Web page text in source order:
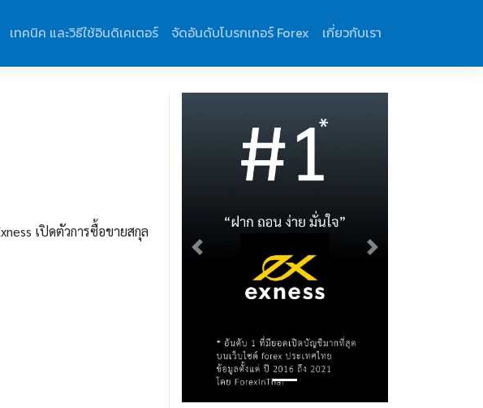
เทคนิค และวิธีใช้อินดิเคเตอร์ จัดอันดับโบรกเกอร์ Forex เกี่ยวกับเรา
เปิดตัวการซื้อขายสกุล
Previous Next